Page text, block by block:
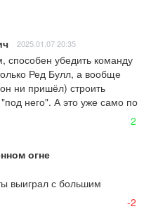
2025.01.07 20:35
способен убедить команду
Ред Булл, а вообще
ни пришёл) строить
него". А это уже само по
2
огне
выиграл с большим
-2